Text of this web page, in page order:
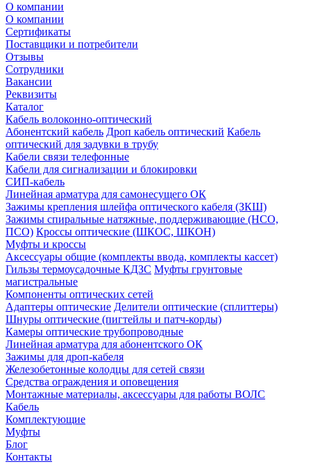
О компании
О компании
Сертификаты
Поставщики и потребители
Отзывы
Сотрудники
Вакансии
Реквизиты
Каталог
Кабель волоконно-оптический
Абонентский кабель Дроп кабель оптический Кабель
оптический для задувки в трубу
Кабели связи телефонные
Кабели для сигнализации и блокировки
СИП-кабель
Линейная арматура для самонесущего ОК
Зажимы крепления шлейфа оптического кабеля (ЗКШ)
Зажимы спиральные натяжные, поддерживающие (НСО,
ПСО) Кроссы оптические (ШКОС, ШКОН)
Муфты и кроссы
Аксессуары общие (комплекты ввода, комплекты кассет)
Гильзы термоусадочные КДЗС Муфты грунтовые
магистральные
Компоненты оптических сетей
Адаптеры оптические Делители оптические (сплиттеры)
Шнуры оптические (пигтейлы и патч-корды)
Камеры оптические трубопроводные
Линейная арматура для абонентского ОК
Зажимы для дроп-кабеля
Железобетонные колодцы для сетей связи
Средства ограждения и оповещения
Монтажные материалы, аксессуары для работы ВОЛС
Кабель
Комплектующие
Муфты
Блог
Контакты